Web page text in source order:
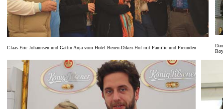
Claas-Eric Johannsen und Gattin Anja vom Hotel Benen-Diken-Hof mit Familie und Freunden